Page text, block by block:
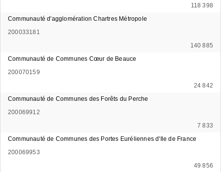
118 398
Communauté d'agglomération Chartres Métropole
200033181
140 885
Communauté de Communes Cœur de Beauce
200070159
24 842
Communauté de Communes des Forêts du Perche
200069912
7 833
Communauté de Communes des Portes Euréliennes d'Ile de France
200069953
49 856